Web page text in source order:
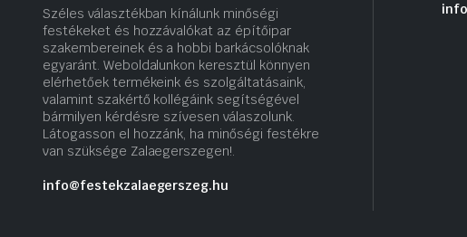
Széles választékban kínálunk minőségi
festékeket és hozzávalókat az építőipar
szakembereinek és a hobbi barkácsolóknak
egyaránt. Weboldalunkon keresztül könnyen
elérhetőek termékeink és szolgáltatásaink,
valamint szakértő kollégáink segítségével
bármilyen kérdésre szívesen válaszolunk.
Látogasson el hozzánk, ha minőségi festékre
van szüksége Zalaegerszegen!.
info@festekzalaegerszeg.hu